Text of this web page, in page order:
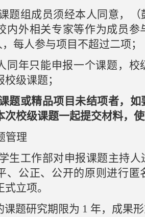
题组成员须经本人同意，（
内外相关专家等作为成员参
每人参与项目不超过二项；
同年只能申报一个课题， 校
校级课题；
题或精品项目未结项者，如
次校级课题一起提交材料，
管理
生工作部对申报课题主持
、公正、公开的原则进行
立项。
课题研究期限为 1 年，成果